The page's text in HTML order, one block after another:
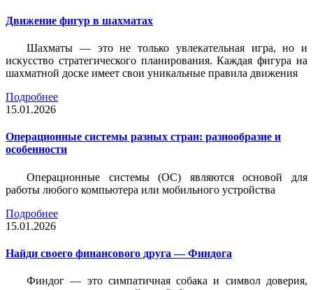
Движение фигур в шахматах
Шахматы — это не только увлекательная игра, но и
искусство стратегического планирования. Каждая фигура на
шахматной доске имеет свои уникальные правила движения
Подробнее
15.01.2026
Операционные системы разных стран: разнообразие и
особенности
Операционные системы (ОС) являются основой для
работы любого компьютера или мобильного устройства
Подробнее
15.01.2026
Найди своего финансового друга — Финдога
Финдог — это симпатичная собака и символ доверия,